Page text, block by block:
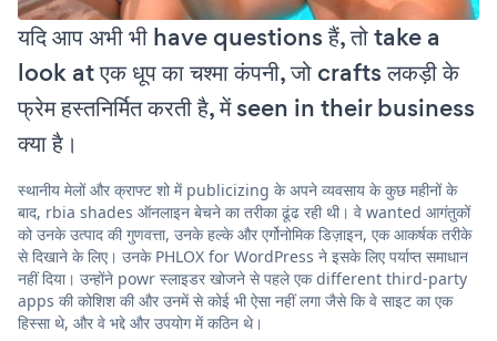
यदि आप अभी भी have questions हैं, तो take a
look at एक धूप का चश्मा कंपनी, जो crafts लकड़ी के
फ्रेम हस्तनिर्मित करती है, में seen in their business
क्या है।
स्थानीय मेलों और क्राफ्ट शो में publicizing के अपने व्यवसाय के कुछ महीनों के
बाद, rbia shades ऑनलाइन बेचने का तरीका ढूंढ रही थी। वे wanted आगंतुकों
को उनके उत्पाद की गुणवत्ता, उनके हल्के और एर्गोनोमिक डिज़ाइन, एक आकर्षक तरीके
से दिखाने के लिए। उनके PHLOX for WordPress ने इसके लिए पर्याप्त समाधान
नहीं दिया। उन्होंने powr स्लाइडर खोजने से पहले एक different third-party
apps की कोशिश की और उनमें से कोई भी ऐसा नहीं लगा जैसे कि वे साइट का एक
हिस्सा थे, और वे भद्दे और उपयोग में कठिन थे।